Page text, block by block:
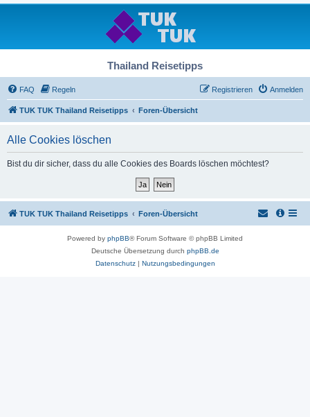
Thailand Reisetipps
FAQ Regeln Anmelden
Registrieren
TUK TUK Thailand Reisetipps Foren-Übersicht
Alle Cookies löschen
Bist du dir sicher, dass du alle Cookies des Boards löschen möchtest?
TUK TUK Thailand Reisetipps Foren-Übersicht
Powered by phpBB® Forum Software © phpBB Limited
Deutsche Übersetzung durch phpBB.de
Datenschutz| Nutzungsbedingungen